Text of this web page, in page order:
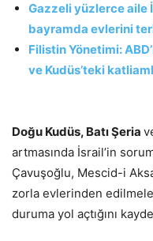
Gazzeli yüzlerce aile
bayramda evlerini
Filistin Yönetimi:
ve Kudüs’teki
Doğu Kudüs, Batı Şeria
artmasında İsrail’in
Çavuşoğlu, Mescid-i
zorla evlerinden
duruma yol açtığını